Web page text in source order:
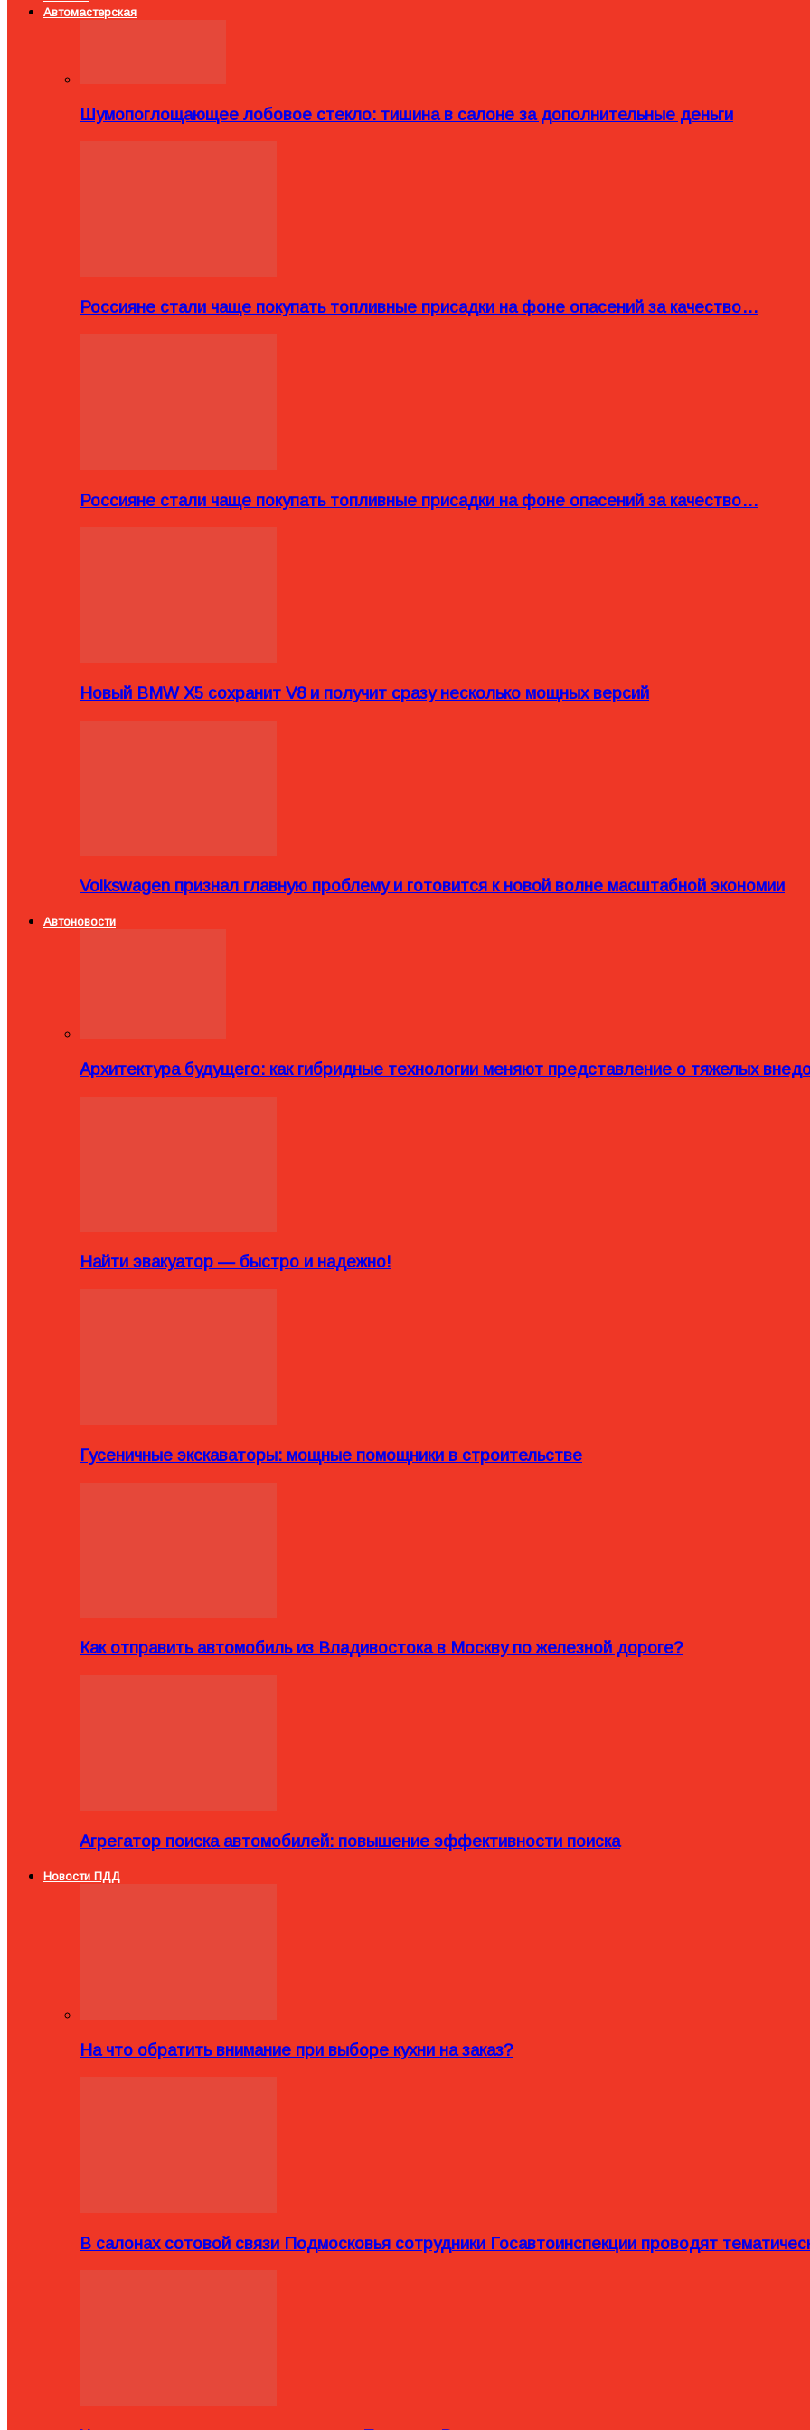
Автомастерская
Шумопоглощающее лобовое стекло: тишина в салоне за дополнительные деньги
Россияне стали чаще покупать топливные присадки на фоне опасений за качество…
Россияне стали чаще покупать топливные присадки на фоне опасений за качество…
Новый BMW X5 сохранит V8 и получит сразу несколько мощных версий
Volkswagen признал главную проблему и готовится к новой волне масштабной экономии
Автоновости
Архитектура будущего: как гибридные технологии меняют представление о тяжелых
Найти эвакуатор — быстро и надежно!
Гусеничные экскаваторы: мощные помощники в строительстве
Как отправить автомобиль из Владивостока в Москву по железной дороге?
Агрегатор поиска автомобилей: повышение эффективности поиска
Новости ПДД
На что обратить внимание при выборе кухни на заказ?
В салонах сотовой связи Подмосковья сотрудники Госавтоинспекции проводят